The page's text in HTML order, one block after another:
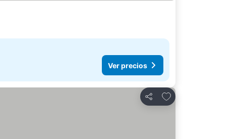
Ver precios
Compartir
Añadir a favoritos